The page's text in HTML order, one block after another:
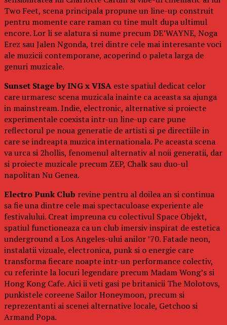
Two Feet, scena principala propune un line-up construit
pentru momente care raman cu tine mult dupa ultimul
encore. Lor li se alatura si nume precum DE’WAYNE, Noga
Erez sau Jalen Ngonda, trei dintre cele mai interesante voci
ale muzicii contemporane, acoperind o paleta larga de
genuri muzicale.
Sunset Stage by ING x VISA este spatiul dedicat celor
care urmaresc scena muzicala inainte ca aceasta sa ajunga
in mainstream. Indie, electronic, alternative si proiecte
experimentale coexista intr-un line-up care pune
reflectorul pe noua generatie de artisti si pe directiile in
care se indreapta muzica internationala. Pe aceasta scena
va urca si 2hollis, fenomenul alternativ al noii generatii, dar
si proiecte muzicale precum ZEP, Chalk sau duo-ul
napolitan Nu Genea.
Electro Punk Club revine pentru al doilea an si continua
sa fie una dintre cele mai spectaculoase experiente ale
festivalului. Creat impreuna cu colectivul Space Objekt,
spatiul functioneaza ca un club imersiv inspirat de estetica
underground a Los Angeles-ului anilor ’70. Fatade neon,
instalatii vizuale, electronica, punk si o energie care
transforma fiecare noapte intr-un performance colectiv,
cu referinte la locuri legendare precum Madam Wong’s si
Hong Kong Cafe. Aici ii veti gasi pe britanicii The Molotovs,
punkistele coreene Sailor Honeymoon, precum si
reprezentanti ai scenei alternative locale, Getchoo si
Armand Popa.